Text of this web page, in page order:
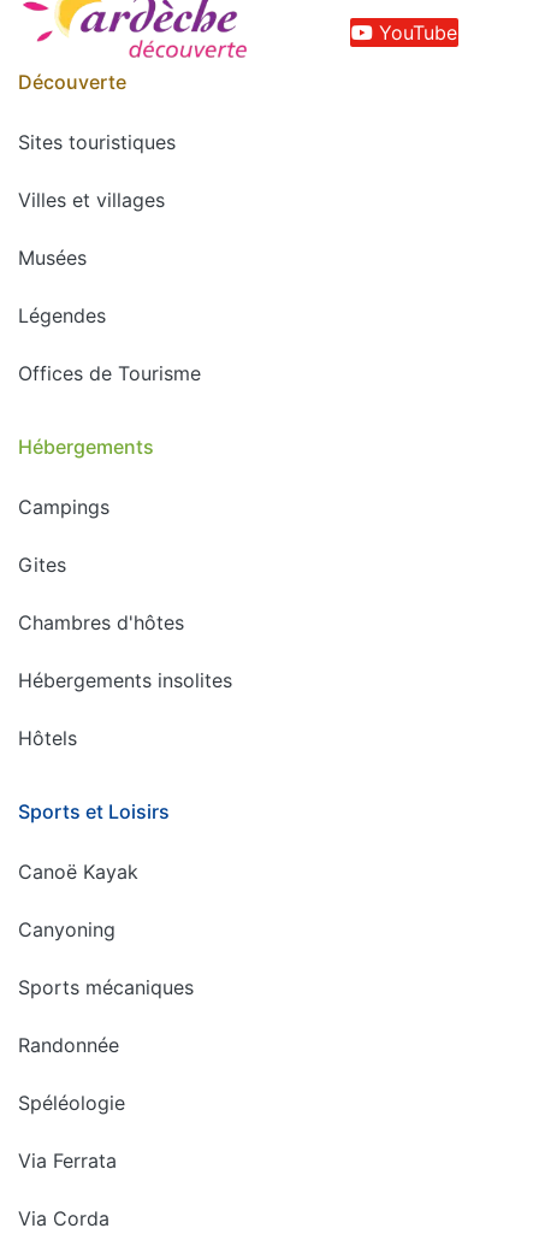
YouTube
Découverte
Sites touristiques
Villes et villages
Musées
Légendes
Offices de Tourisme
Hébergements
Campings
Gites
Chambres d'hôtes
Hébergements insolites
Hôtels
Sports et Loisirs
Canoë Kayak
Canyoning
Sports mécaniques
Randonnée
Spéléologie
Via Ferrata
Via Corda